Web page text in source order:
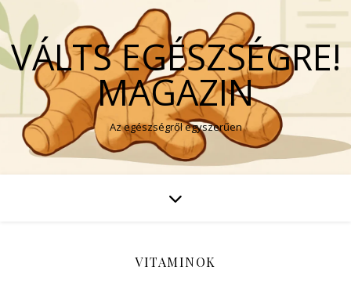
VÁLTS EGÉSZSÉGRE!
MAGAZIN
Az egészségről egyszerűen
VITAMINOK